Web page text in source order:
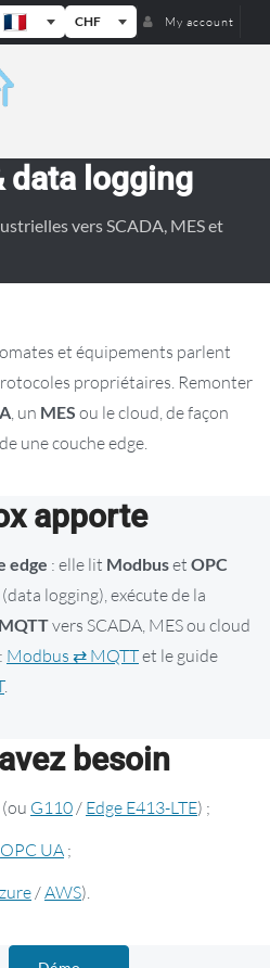
CHF My account
Weble — Passerelles IoT
data logging
vers SCADA, MES et
et équipements parlent
propriétaires. Remonter
, un MES ou le cloud, de façon
une couche edge.
apporte
edge : elle lit Modbuset OPC
logging), exécute de la
vers SCADA, MES ou cloud
Modbus ⇄ MQTTet le guide
.
besoin
(ou G110 / Edge E413-LTE) ;
OPC UA ;
/AWS).